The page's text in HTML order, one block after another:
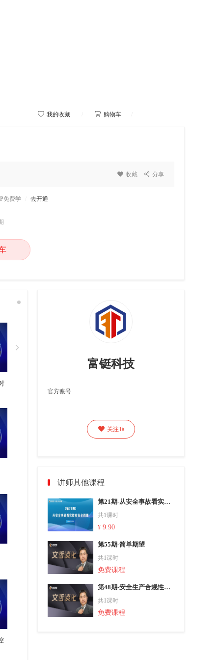
 我的收藏  购物车
 收藏  分享
免费学 去开通

富铤科技
官方账号
 关注Ta
讲师其他课程
第21期-从安全事故看实验室安全管理
共1课时
¥ 9.90
第55期-简单期望
共1课时
免费课程
第48期-安全生产合规性管理
共1课时
免费课程